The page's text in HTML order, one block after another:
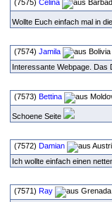
(7575) Celina
Wollte Euch einfach mal in
(7574) Jamila
Interessante Webpage. Das
(7573) Bettina
Schoene Seite
(7572) Damian
Ich wollte einfach einen
(7571) Ray